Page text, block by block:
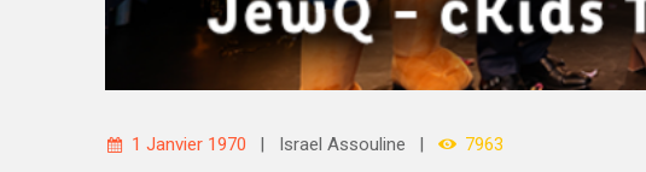
1 Janvier 1970 Israel Assouline 7963